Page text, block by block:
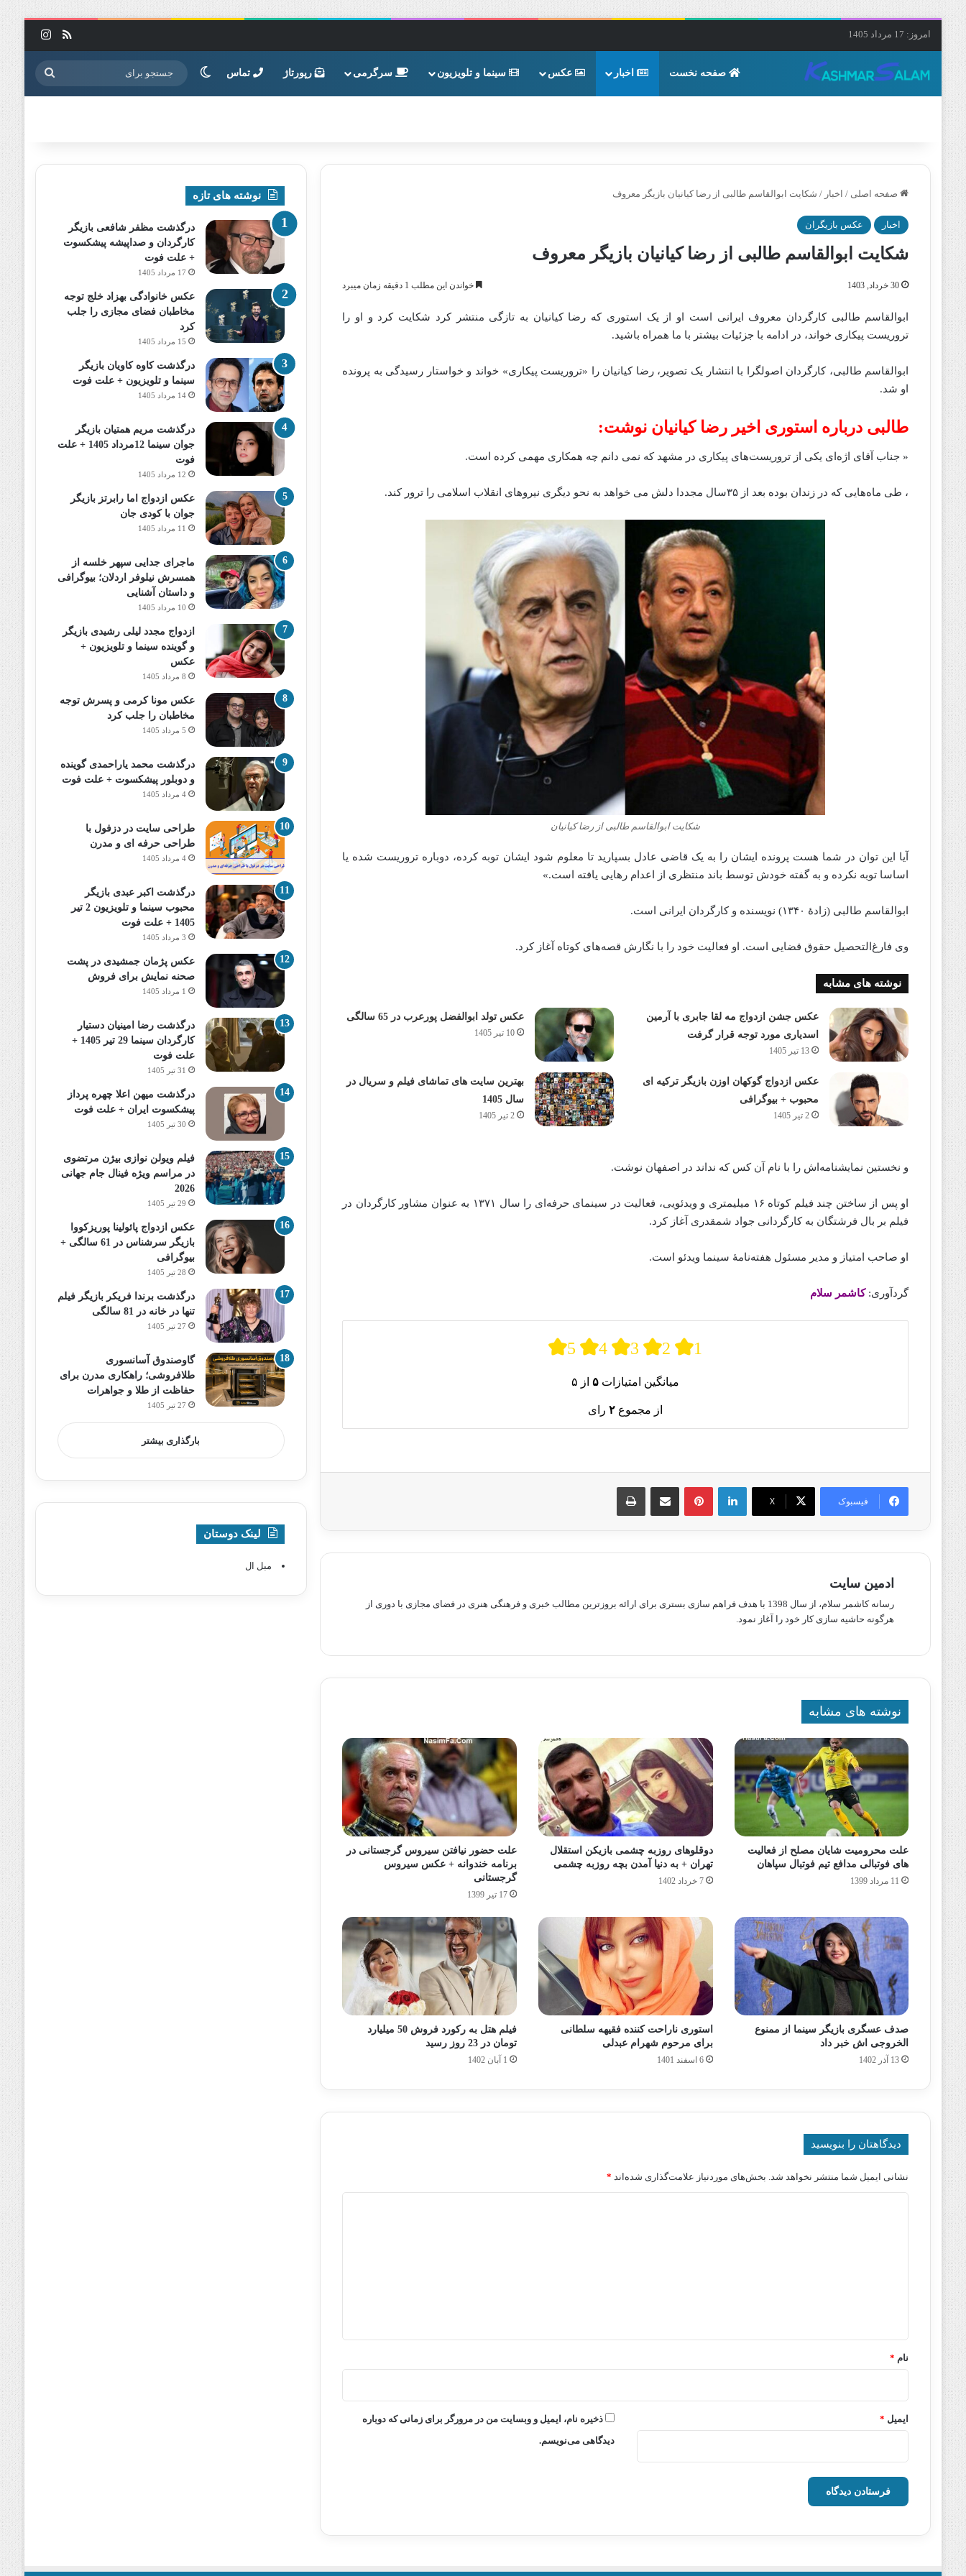
امروز: 17 مرداد 1405 خوراک
صفحه نخست اخبار عکس سینما و تلویزیون سرگرمی رپورتاژ تماس تغییر پوسته جستجو
برای
صفحه اصلی / اخبار / شکایت ابوالقاسم طالبی از رضا کیانیان بازیگر معروف
اخبار عکس بازیگران
شکایت ابوالقاسم طالبی از رضا کیانیان بازیگر معروف
30 خرداد, 1403 خواندن این مطلب 1 دقیقه زمان میبرد
ابوالقاسم طالبی کارگردان معروف ایرانی است او از یک استوری که رضا کیانیان به تازگی منتشر کرد شکایت کرد و او را
تروریست پیکاری خواند، در ادامه با جزئیات بیشتر با ما همراه باشید.
ابوالقاسم طالبی، کارگردان اصولگرا با انتشار یک تصویر، رضا کیانیان را «تروریست پیکاری» خواند و خواستار رسیدگی به پرونده
او شد.
طالبی درباره استوری اخیر رضا کیانیان نوشت:
« جناب آقای اژه‌ای یکی از تروریست‌های پیکاری در مشهد که نمی‌ دانم چه همکاری مهمی کرده است.
، طی ماه‌هایی که در زندان بوده بعد از ۳۵سال مجددا دلش می‌ خواهد به نحو دیگری نیروهای انقلاب اسلامی را ترور کند.
شکایت ابوالقاسم طالبی از رضا کیانیان
آیا این توان در شما هست پرونده ایشان را به یک قاضی عادل بسپارید تا معلوم شود ایشان توبه کرده، دوباره تروریست شده یا
اساسا توبه نکرده و به گفته خودش توسط باند منتظری از اعدام رهایی یافته است.»
ابوالقاسم طالبی (زادهٔ ۱۳۴۰) نویسنده و کارگردان ایرانی است.
وی فارغ‌التحصیل حقوق قضایی است. او فعالیت خود را با نگارش قصه‌های کوتاه آغاز کرد.
نوشته های مشابه
عکس جشن ازدواج مه لقا جابری با آرمین
اسدیاری مورد توجه قرار گرفت
13 تیر 1405
عکس تولد ابوالفضل پورعرب در 65 سالگی
10 تیر 1405
عکس ازدواج گوکهان اوزن بازیگر ترکیه ای
محبوب + بیوگرافی
2 تیر 1405
بهترین سایت های تماشای فیلم و سریال در
سال 1405
2 تیر 1405
و نخستین نمایشنامه‌اش را با نام آن کس که نداند در اصفهان نوشت.
او پس از ساختن چند فیلم کوتاه ۱۶ میلیمتری و ویدئویی، فعالیت در سینمای حرفه‌ای را سال ۱۳۷۱ به عنوان مشاور کارگردان در
فیلم بر بال فرشتگان به کارگردانی جواد شمقدری آغاز کرد.
او صاحب امتیاز و مدیر مسئول هفته‌نامهٔ سینما ویدئو است.
گردآوری:کاشمر سلام
5 4 3 2 1
میانگین امتیازات ۵ از ۵
از مجموع ۲ رای
فیسبوک X
لینکدین پینترستاشتراک گذاری از طریق ایمیل چاپ
ادمین سایت
رسانه کاشمر سلام، از سال 1398 با هدف فراهم سازی بستری برای ارائه بروزترین مطالب خبری و فرهنگی هنری در فضای مجازی با دوری از
هرگونه حاشیه سازی کار خود را آغاز نمود.
نوشته های مشابه
علت محرومیت شایان مصلح از فعالیت
های فوتبالی مدافع تیم فوتبال سپاهان
11 مرداد 1399
دوقلوهای روزبه چشمی بازیکن استقلال
تهران + به دنیا آمدن بچه روزبه چشمی
7 خرداد 1402
علت حضور نیافتن سیروس گرجستانی در
برنامه خندوانه + عکس سیروس
گرجستانی
17 تیر 1399
صدف عسگری بازیگر سینما از ممنوع
الخروجی اش خبر داد
13 آذر 1402
استوری ناراحت کننده فقیهه سلطانی
برای مرحوم شهرام عبدلی
6 اسفند 1401
فیلم هتل به رکورد فروش 50 میلیارد
تومان در 23 روز رسید
1 آبان 1402
دیدگاهتان را بنویسید
نشانی ایمیل شما منتشر نخواهد شد. بخش‌های موردنیاز علامت‌گذاری شده‌اند *
نام *
ایمیل *
ذخیره نام، ایمیل و وبسایت من در مرورگر برای زمانی که دوباره
دیدگاهی می‌نویسم.
نوشته های تازه
درگذشت مظفر شافعی بازیگر
کارگردان و صداپیشه پیشکسوت
+ علت فوت
17 مرداد 1405
عکس خانوادگی بهزاد خلج توجه
مخاطبان فضای مجازی را جلب
کرد
15 مرداد 1405
درگذشت کاوه کاویان بازیگر
سینما و تلویزیون + علت فوت
14 مرداد 1405
درگذشت مریم همتیان بازیگر
جوان سینما 12مرداد 1405 + علت
فوت
12 مرداد 1405
عکس ازدواج اما رابرتز بازیگر
جوان با کودی جان
11 مرداد 1405
ماجرای جدایی سپهر خلسه از
همسرش نیلوفر اردلان؛ بیوگرافی
و داستان آشنایی
10 مرداد 1405
ازدواج مجدد لیلی رشیدی بازیگر
و گوینده سینما و تلویزیون +
عکس
8 مرداد 1405
عکس مونا کرمی و پسرش توجه
مخاطبان را جلب کرد
5 مرداد 1405
درگذشت محمد یاراحمدی گوینده
و دوبلور پیشکسوت + علت فوت
4 مرداد 1405
طراحی سایت در دزفول با
طراحی حرفه‌ ای و مدرن
4 مرداد 1405
درگذشت اکبر عبدی بازیگر
محبوب سینما و تلویزیون 2 تیر
1405 + علت فوت
3 مرداد 1405
عکس پژمان جمشیدی در پشت
صحنه نمایش برای فروش
1 مرداد 1405
درگذشت رضا امینیان دستیار
کارگردان سینما 29 تیر 1405 +
علت فوت
31 تیر 1405
درگذشت میهن اعلا چهره پرداز
پیشکسوت ایران + علت فوت
30 تیر 1405
فیلم ویولن نوازی بیژن مرتضوی
در مراسم ویژه فینال جام جهانی
2026
29 تیر 1405
عکس ازدواج پائولینا پوریزکووا
بازیگر سرشناس در 61 سالگی +
بیوگرافی
28 تیر 1405
درگذشت برندا فریکر بازیگر فیلم
تنها در خانه در 81 سالگی
27 تیر 1405
گاوصندوق آسانسوری
طلافروشی؛ راهکاری مدرن برای
حفاظت از طلا و جواهرات
27 تیر 1405
بارگذاری بیشتر
لینک دوستان
مبل ال